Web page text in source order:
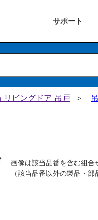
サポート
リビングドア 吊戸
画像は該当品番を含む組合
（該当品番以外の製品・部